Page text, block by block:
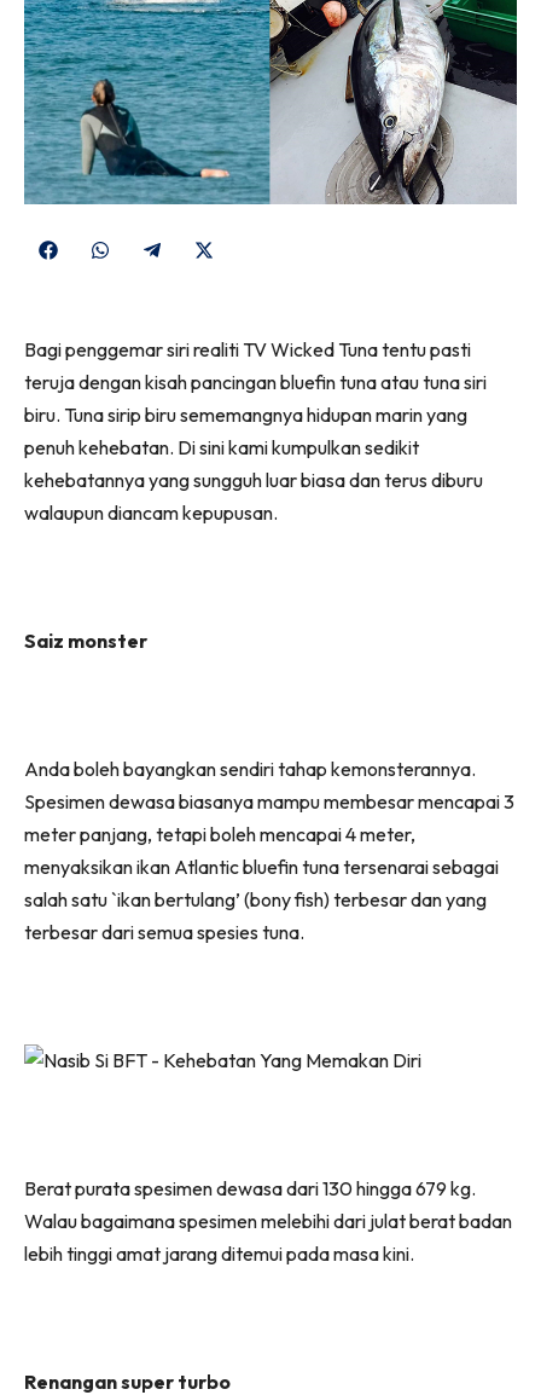
Share
Share
Share
(Twitter)
Bagi penggemar siri realiti TV Wicked Tuna tentu pasti
teruja dengan kisah pancingan bluefin tuna atau tuna siri
biru. Tuna sirip biru sememangnya hidupan marin yang
penuh kehebatan. Di sini kami kumpulkan sedikit
kehebatannya yang sungguh luar biasa dan terus diburu
walaupun diancam kepupusan.
Saiz monster
Anda boleh bayangkan sendiri tahap kemonsterannya.
Spesimen dewasa biasanya mampu membesar mencapai 3
meter panjang, tetapi boleh mencapai 4 meter,
menyaksikan ikan Atlantic bluefin tuna tersenarai sebagai
salah satu `ikan bertulang’ (bony fish) terbesar dan yang
terbesar dari semua spesies tuna.
Berat purata spesimen dewasa dari 130 hingga 679 kg.
Walau bagaimana spesimen melebihi dari julat berat badan
lebih tinggi amat jarang ditemui pada masa kini.
Renangan super turbo